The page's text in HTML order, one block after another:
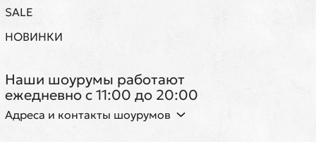
SALE
НОВИНКИ
Наши шоурумы работают
ежедневно с 11:00 до 20:00
Адреса и контакты шоурумов